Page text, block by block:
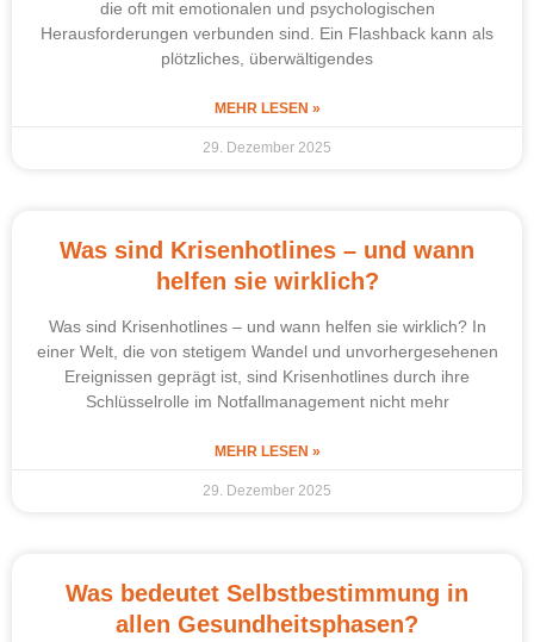
die oft mit emotionalen und psychologischen
Herausforderungen verbunden sind. Ein Flashback kann als
plötzliches, überwältigendes
MEHR LESEN »
29. Dezember 2025
Was sind Krisenhotlines – und wann
helfen sie wirklich?
Was sind Krisenhotlines – und wann helfen sie wirklich? In
einer Welt, die von stetigem Wandel und unvorhergesehenen
Ereignissen geprägt ist, sind Krisenhotlines durch ihre
Schlüsselrolle im Notfallmanagement nicht mehr
MEHR LESEN »
29. Dezember 2025
Was bedeutet Selbstbestimmung in
allen Gesundheitsphasen?